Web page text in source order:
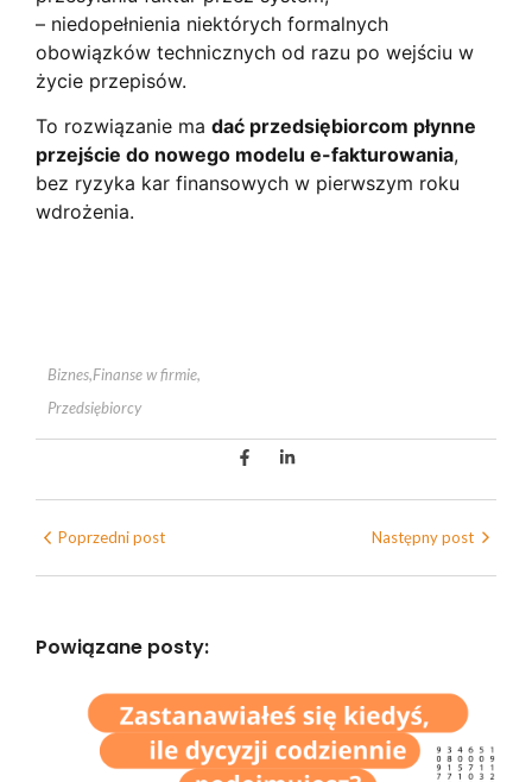
– niedopełnienia niektórych formalnych
obowiązków technicznych od razu po wejściu w
życie przepisów.
To rozwiązanie ma dać przedsiębiorcom płynne
przejście do nowego modelu e-fakturowania,
bez ryzyka kar finansowych w pierwszym roku
wdrożenia.
Biznes,Finanse w firmie,
Przedsiębiorcy
Poprzedni post Następny post
Powiązane posty: